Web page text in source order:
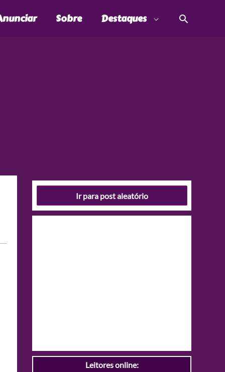
Sobre Destaques
Ir para post aleatório
Leitores online: